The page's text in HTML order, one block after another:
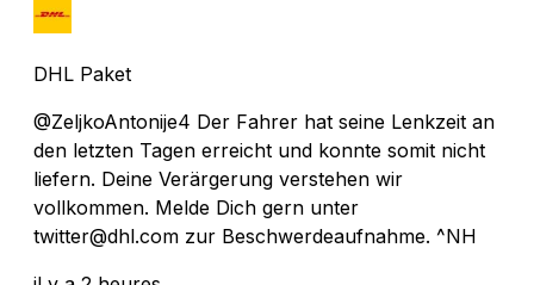
DHL Paket
@ZeljkoAntonije4 Der Fahrer hat seine Lenkzeit an
den letzten Tagen erreicht und konnte somit nicht
liefern. Deine Verärgerung verstehen wir
vollkommen. Melde Dich gern unter
twitter@dhl.com zur Beschwerdeaufnahme. ^NH